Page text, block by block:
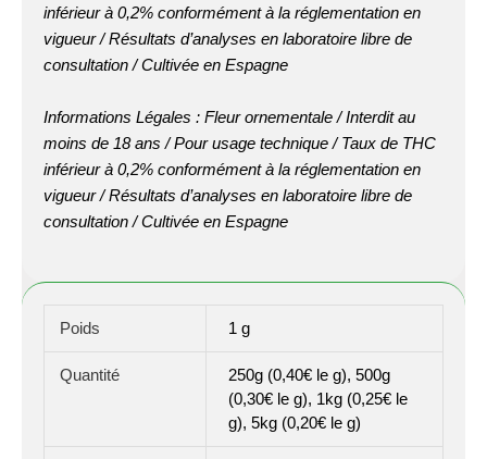
inférieur à 0,2% conformément à la réglementation en
vigueur / Résultats d’analyses en laboratoire libre de
consultation / Cultivée en Espagne
Informations Légales : Fleur ornementale / Interdit au
moins de 18 ans / Pour usage technique / Taux de THC
inférieur à 0,2% conformément à la réglementation en
vigueur / Résultats d’analyses en laboratoire libre de
consultation / Cultivée en Espagne
Poids 1 g
Quantité
250g (0,40€ le g), 500g
(0,30€ le g), 1kg (0,25€ le
g), 5kg (0,20€ le g)